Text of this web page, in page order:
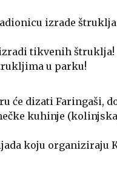
izrade
tikvenih štruklja!
u parku!
će dizati Faringaši,
kuhinje
koju organiziraju